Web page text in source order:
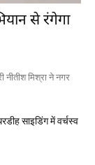
से रंगेगा
नीतीश मिश्रा ने नगर
साइडिंग में वर्चस्व